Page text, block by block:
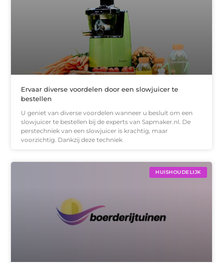
Ervaar diverse voordelen door een slowjuicer te
bestellen
U geniet van diverse voordelen wanneer u besluit om een
slowjuicer te bestellen bij de experts van Sapmaker.nl. De
perstechniek van een slowjuicer is krachtig, maar
voorzichtig. Dankzij deze techniek
HUISHOUDELIJK